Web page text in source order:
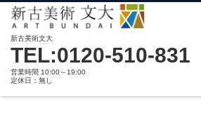
新古美術文大
TEL:0120-510-831
営業時間 10:00～19:00
定休日：無し